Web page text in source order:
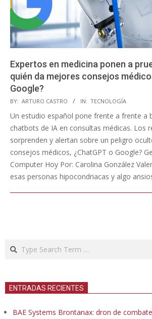
Expertos en medicina ponen a
quién da mejores consejos
Google?
2025-
03-
12
BY: ARTURO CASTRO IN: TECNOLOGÍA
Un estudio español pone frente a frente a
chatbots de IA en consultas médicas. Los
sorprenden y alertan sobre un peligro
consejos médicos, ¿ChatGPT o Google?
Computer Hoy Por: Carolina González
esas personas hipocondriacas y algo
Search
ENTRADAS RECIENTES
BAE Systems Brontanax: dron de